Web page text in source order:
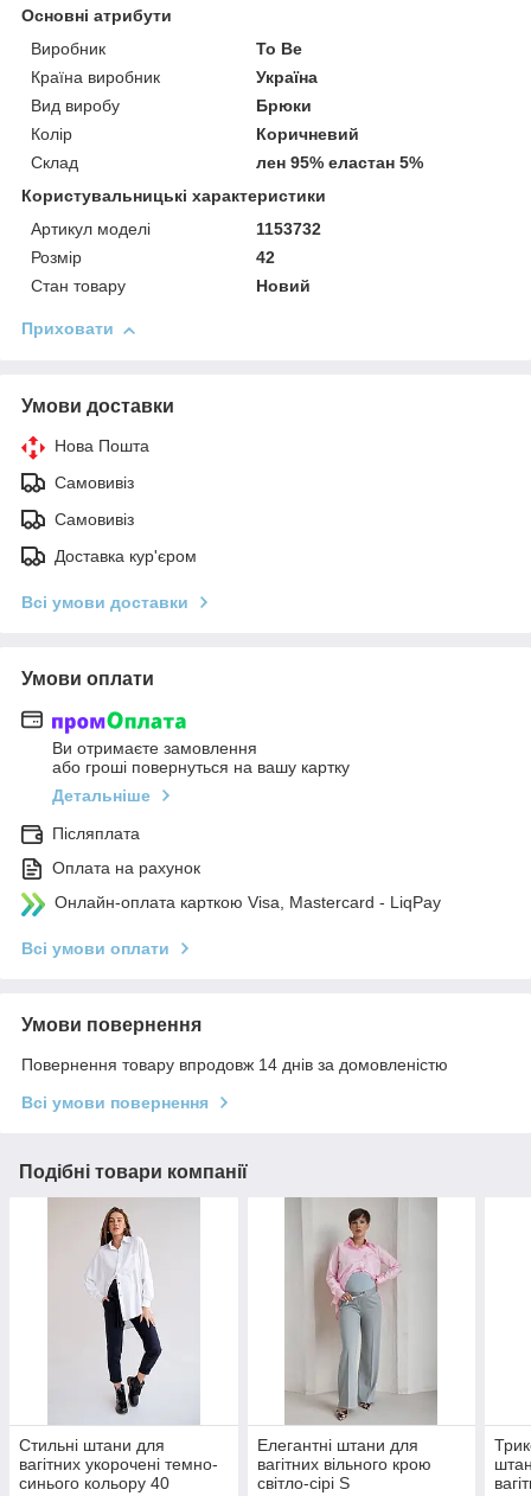
Основні атрибути
Виробник
To Be
Країна виробник
Україна
Вид виробу
Брюки
Колір
Коричневий
Склад
лен 95% еластан 5%
Користувальницькі характеристики
Артикул моделі
1153732
Розмір
42
Стан товару
Новий
Приховати
Умови доставки
Нова Пошта
Самовивіз
Самовивіз
Доставка кур'єром
Всі умови доставки
Умови оплати
Ви отримаєте замовлення
або гроші повернуться на вашу картку
Детальніше
Післяплата
Оплата на рахунок
Онлайн-оплата карткою Visa, Mastercard - LiqPay
Всі умови оплати
Умови повернення
Повернення товару впродовж 14 днів за домовленістю
Всі умови повернення
Подібні товари компанії
Стильні штани для
вагітних укорочені темно-
синього кольору 40
Елегантні штани для
вагітних вільного крою
світло-сірі S